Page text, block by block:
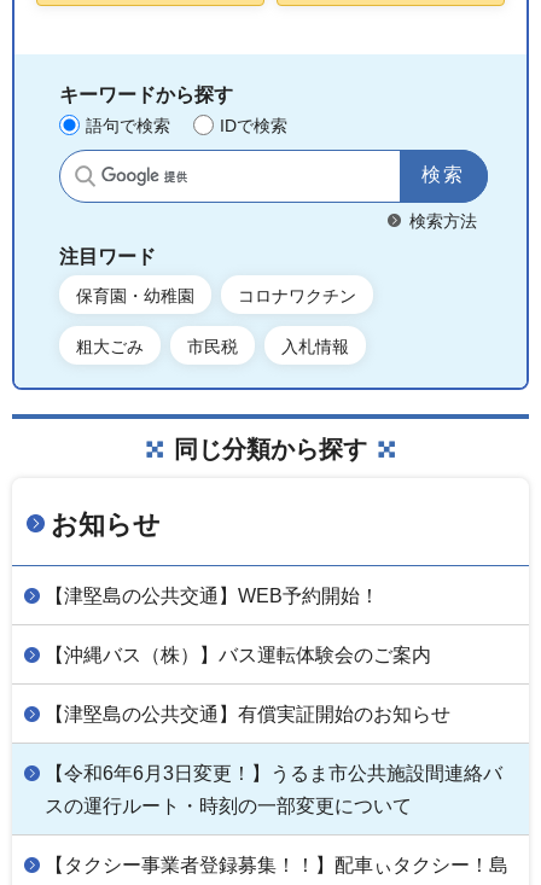
キーワードから探す
語句で検索 IDで検索
サイト内検索
検索方法
注目ワード
保育園・幼稚園 コロナワクチン
粗大ごみ 市民税 入札情報
同じ分類から探す
お知らせ
【津堅島の公共交通】WEB予約開始！
【沖縄バス（株）】バス運転体験会のご案内
【津堅島の公共交通】有償実証開始のお知らせ
【令和6年6月3日変更！】うるま市公共施設間連絡バ
スの運行ルート・時刻の一部変更について
【タクシー事業者登録募集！！】配車ぃタクシー！島